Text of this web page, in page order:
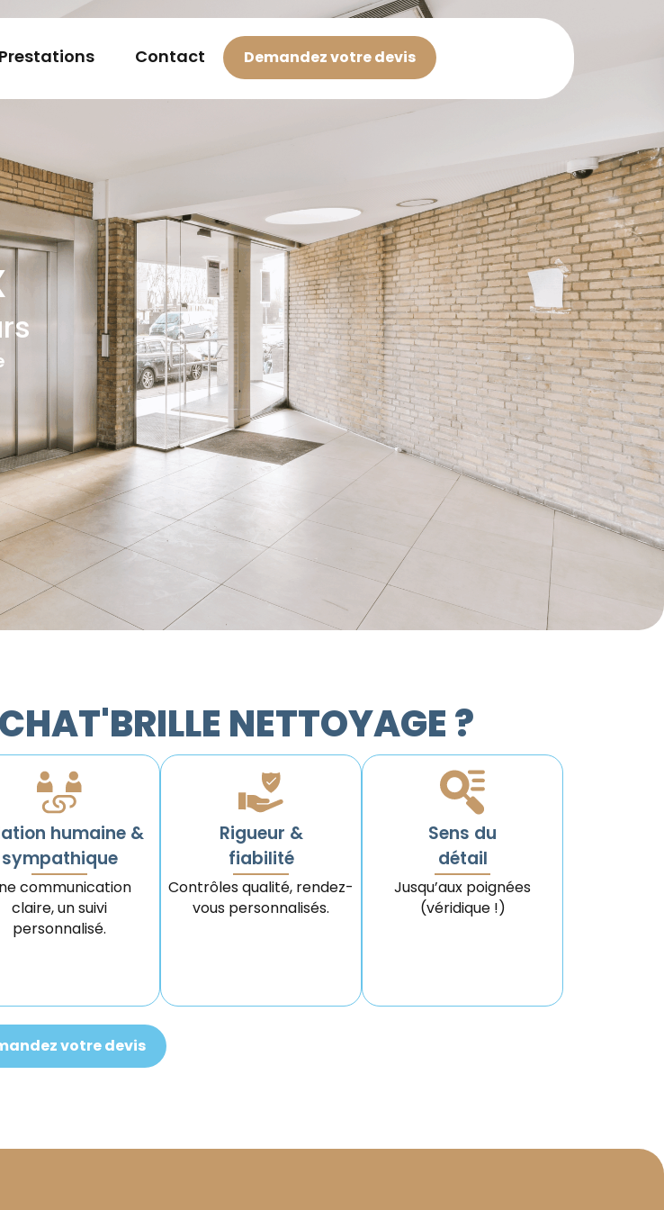
Contact Demandez votre devis
NETTOYAGE ?
humaine &
sympathique
communication
claire, un suivi
personnalisé.
Rigueur &
fiabilité
Contrôles qualité, rendez-
vous personnalisés.
Sens du
détail
Jusqu’aux poignées
(véridique !)
votre devis